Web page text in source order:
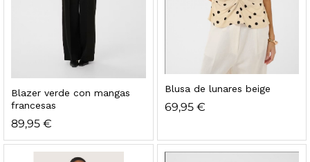
Blazer verde con mangas
francesas
89,95 €
Blusa de lunares beige
69,95 €